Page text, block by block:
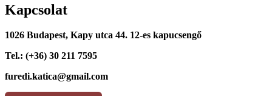
Kapcsolat
1026 Budapest, Kapy utca 44. 12-es kapucsengő
Tel.: (+36) 30 211 7595
furedi.katica@gmail.com